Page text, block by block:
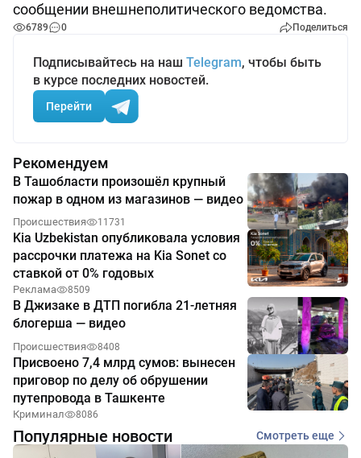
сообщении внешнеполитического ведомства.
6789 0 Поделиться
Подписывайтесь на наш Telegram, чтобы быть
в курсе последних новостей.
Перейти
Рекомендуем
В Ташобласти произошёл крупный
пожар в одном из магазинов — видео
Происшествия 11731
Kia Uzbekistan опубликовала условия
рассрочки платежа на Kia Sonet со
ставкой от 0% годовых
Реклама 8509
В Джизаке в ДТП погибла 21-летняя
блогерша — видео
Происшествия 8408
Присвоено 7,4 млрд сумов: вынесен
приговор по делу об обрушении
путепровода в Ташкенте
Криминал 8086
Популярные новости Смотреть еще